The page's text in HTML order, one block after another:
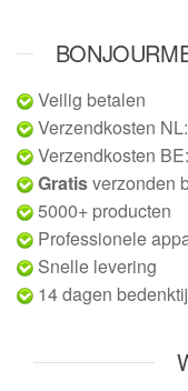
Veilig betalen
Verzendkosten
Verzendkosten
Gratisverzonden
5000+ producten
Professionele
Snelle levering
14 dagen